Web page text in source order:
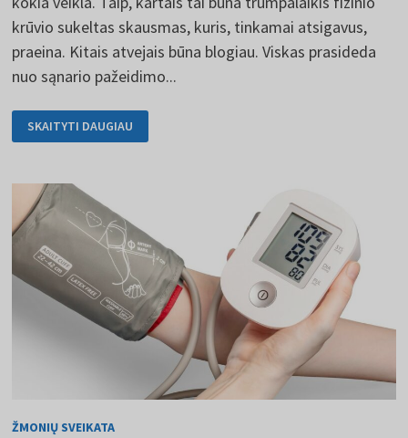
krūvio sukeltas skausmas, kuris, tinkamai atsigavus,
praeina. Kitais atvejais būna blogiau. Viskas prasideda
nuo sąnario pažeidimo...
SKAUSMAS
IR
REIKIA
ŽINOTI
SKAITYTI DAUGIAU
ŽMONIŲ SVEIKATA